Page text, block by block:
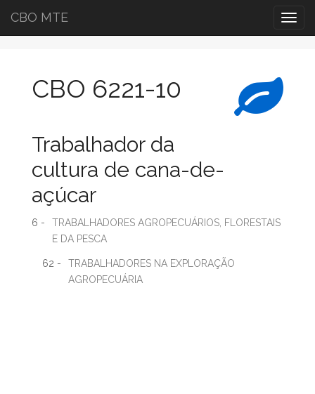
CBO MTE
CBO 6221-10
Trabalhador da
cultura de cana-de-
açúcar
6 -
TRABALHADORES AGROPECUÁRIOS, FLORESTAIS
E DA PESCA
62 -
TRABALHADORES NA EXPLORAÇÃO
AGROPECUÁRIA